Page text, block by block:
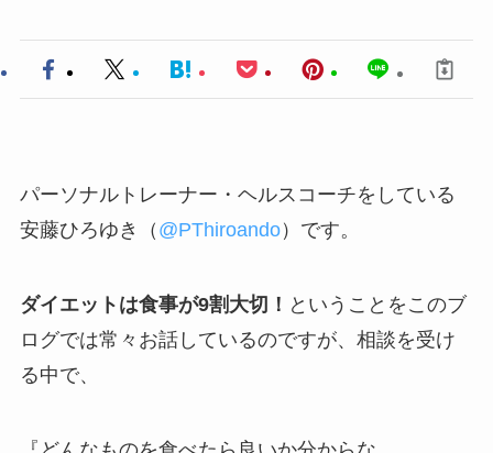
パーソナルトレーナー・ヘルスコーチをしている
安藤ひろゆき（ @PThiroando）です。
ダイエットは食事が9割大切！ ということをこのブ
ログでは常々お話しているのですが、相談を受け
る中で、